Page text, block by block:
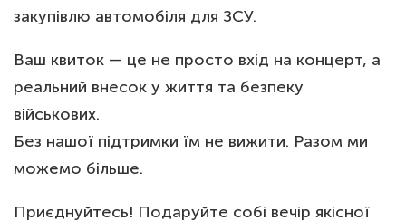
закупівлю автомобіля для ЗСУ.
Ваш квиток — це не просто вхід на концерт, а
реальний внесок у життя та безпеку
військових.
Без нашої підтримки їм не вижити. Разом ми
можемо більше.
Приєднуйтесь! Подаруйте собі вечір якісної